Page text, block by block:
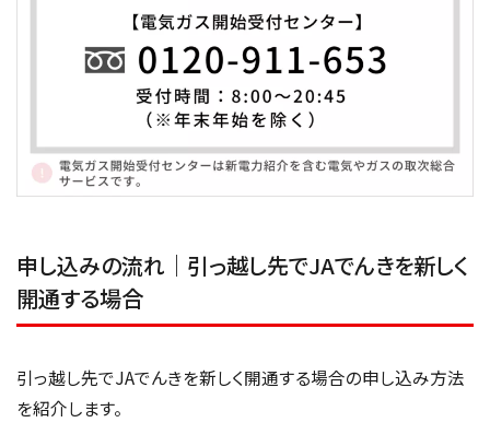
申し込みの流れ｜引っ越し先でJAでんきを新しく
開通する場合
引っ越し先でJAでんきを新しく開通する場合の申し込み方法
を紹介します。